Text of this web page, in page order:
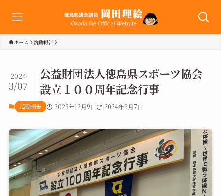
ホーム 活動報告
公益財団法人徳島県スポーツ協会
設立１００周年記念行事
2024
3/07
活動報告 2023年12月9日 2024年3月7日